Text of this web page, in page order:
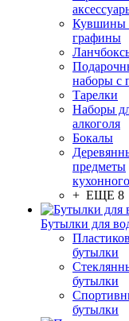
Кувшины
графины
наборы с
Тарелки
Наборы
алкоголя
Бокалы
предметы
+ ЕЩЕ 8
Бутылки для
бутылки
бутылки
бутылки